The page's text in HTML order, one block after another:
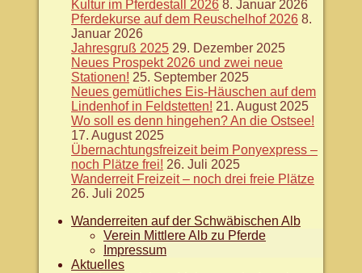
Kultur im Pferdestall 2026 8. Januar 2026
Pferdekurse auf dem Reuschelhof 2026 8.
Januar 2026
Jahresgruß 2025 29. Dezember 2025
Neues Prospekt 2026 und zwei neue
Stationen! 25. September 2025
Neues gemütliches Eis-Häuschen auf dem
Lindenhof in Feldstetten! 21. August 2025
Wo soll es denn hingehen? An die Ostsee!
17. August 2025
Übernachtungsfreizeit beim Ponyexpress –
noch Plätze frei! 26. Juli 2025
Wanderreit Freizeit – noch drei freie Plätze
26. Juli 2025
Wanderreiten auf der Schwäbischen Alb
Verein Mittlere Alb zu Pferde
Impressum
Aktuelles